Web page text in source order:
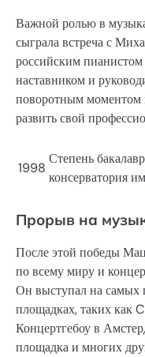
Важной ролью в
сыграла встреча с
российским
наставником и
поворотным моментом
развить свой
1998
Степень
консерватория
Прорыв на
После этой победы
по всему миру и
Он выступал на самых
площадках, таких
Концертгебоу в
площадка и многих